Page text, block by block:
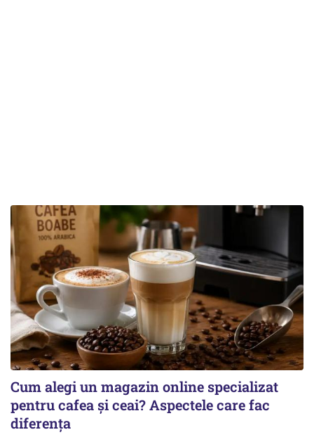
Cum alegi un magazin online specializat
pentru cafea și ceai? Aspectele care fac
diferența